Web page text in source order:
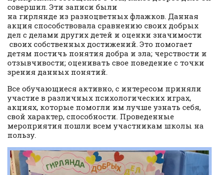
совершил. Эти записи были
на гирлянде из разноцветных флажков. Данная
акция способствовала сравнению своих добрых
дел с делами других детей и оценки значимости
своих собственных достижений. Это помогает
детям постичь понятия добра и зла; черствости и
отзывчивости; оценивать свое поведение с точки
зрения данных понятий.
Все обучающиеся активно, с интересом приняли
участие в различных психологических играх,
акциях, которые помогли им лучше узнать себя,
свой характер, способности. Проведенные
мероприятия пошли всем участникам школы на
пользу.